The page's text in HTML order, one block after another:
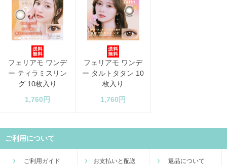
フェリアモ ワンデ
ー ティラミスリン
グ 10枚入り
1,760円
フェリアモ ワンデ
ー タルトタタン 10
枚入り
1,760円
ご利用について
ご利用ガイド お支払いと配送 返品について